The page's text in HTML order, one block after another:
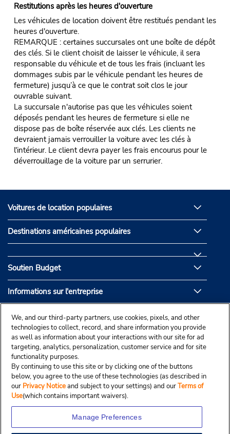
Restitutions après les heures d'ouverture
Les véhicules de location doivent être restitués pendant les
heures d'ouverture.
REMARQUE : certaines succursales ont une boîte de dépôt
des clés. Si le client choisit de laisser le véhicule, il sera
responsable du véhicule et de tous les frais (incluant les
dommages subis par le véhicule pendant les heures de
fermeture) jusqu’à ce que le contrat soit clos le jour
ouvrable suivant.
La succursale n'autorise pas que les véhicules soient
déposés pendant les heures de fermeture si elle ne
dispose pas de boîte réservée aux clés. Les clients ne
devraient jamais verrouiller la voiture avec les clés à
l'intérieur. Le client devra payer les frais encourus pour le
déverrouillage de la voiture par un serrurier.
Voitures de location populaires
Destinations américaines populaires
Soutien Budget
Informations sur l'entreprise
Partenaires de Budget
We, and our third-party partners, use cookies, pixels, and other
technologies to collect, record, and share information you provide
as well as information about your interactions with our site for ad
targeting, analytics, personalization, customer service and for site
functionality purposes.
By continuing to use this site or by clicking one of the buttons
below, you agree to the use of these technologies (as described in
our Privacy Noticeand subject to your settings) and ourTerms of
Use(which contains important waivers).
Manage Preferences